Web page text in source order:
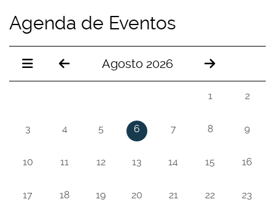
Agenda de Eventos
Agosto 2026
1 2
3 4 5 6 7 8 9
10 11 12 13 14 15 16
17 18 19 20 21 22 23